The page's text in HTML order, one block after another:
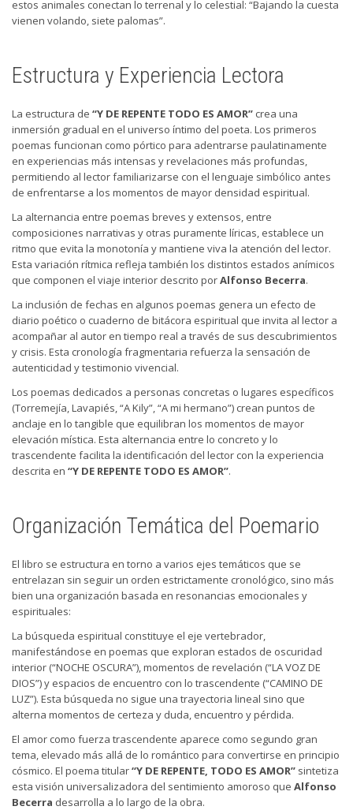
estos animales conectan lo terrenal y lo celestial: “Bajando la cuesta
vienen volando, siete palomas”.
Estructura y Experiencia Lectora
La estructura de “Y DE REPENTE TODO ES AMOR” crea una
inmersión gradual en el universo íntimo del poeta. Los primeros
poemas funcionan como pórtico para adentrarse paulatinamente
en experiencias más intensas y revelaciones más profundas,
permitiendo al lector familiarizarse con el lenguaje simbólico antes
de enfrentarse a los momentos de mayor densidad espiritual.
La alternancia entre poemas breves y extensos, entre
composiciones narrativas y otras puramente líricas, establece un
ritmo que evita la monotonía y mantiene viva la atención del lector.
Esta variación rítmica refleja también los distintos estados anímicos
que componen el viaje interior descrito porAlfonso Becerra.
La inclusión de fechas en algunos poemas genera un efecto de
diario poético o cuaderno de bitácora espiritual que invita al lector a
acompañar al autor en tiempo real a través de sus descubrimientos
y crisis. Esta cronología fragmentaria refuerza la sensación de
autenticidad y testimonio vivencial.
Los poemas dedicados a personas concretas o lugares específicos
(Torremejía, Lavapiés, “A Kily”, “A mi hermano”) crean puntos de
anclaje en lo tangible que equilibran los momentos de mayor
elevación mística. Esta alternancia entre lo concreto y lo
trascendente facilita la identificación del lector con la experiencia
descrita en “Y DE REPENTE TODO ES AMOR”.
Organización Temática del Poemario
El libro se estructura en torno a varios ejes temáticos que se
entrelazan sin seguir un orden estrictamente cronológico, sino más
bien una organización basada en resonancias emocionales y
espirituales:
La búsqueda espiritual constituye el eje vertebrador,
manifestándose en poemas que exploran estados de oscuridad
interior (“NOCHE OSCURA”), momentos de revelación (“LA VOZ DE
DIOS”) y espacios de encuentro con lo trascendente (“CAMINO DE
LUZ”). Esta búsqueda no sigue una trayectoria lineal sino que
alterna momentos de certeza y duda, encuentro y pérdida.
El amor como fuerza trascendente aparece como segundo gran
tema, elevado más allá de lo romántico para convertirse en principio
cósmico. El poema titular“Y DE REPENTE, TODO ES AMOR” sintetiza
esta visión universalizadora del sentimiento amoroso que Alfonso
Becerra desarrolla a lo largo de la obra.